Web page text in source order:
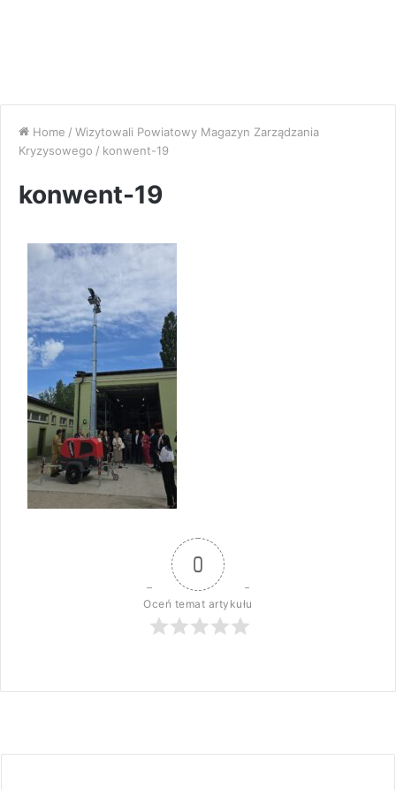
Home / Wizytowali Powiatowy Magazyn Zarządzania
Kryzysowego / konwent-19
konwent-19
0
Oceń temat artykułu